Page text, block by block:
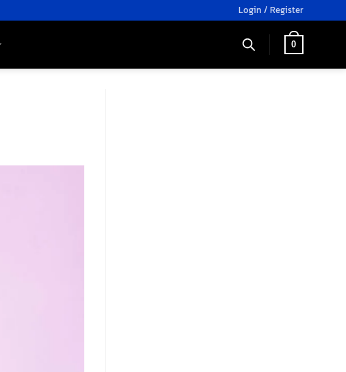
Login / Register
0